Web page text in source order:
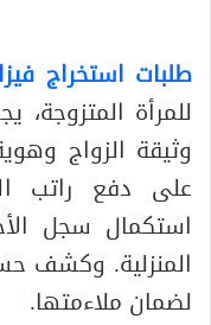
طلبات استخراج
للمرأة المتزوجة،
وثيقة الزواج
على دفع راتب
استكمال سجل
لضمان ملاءمتها.